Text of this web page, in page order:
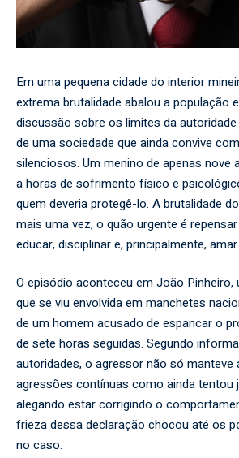
Em uma pequena cidade do interior
extrema brutalidade abalou a população
discussão sobre os limites da
de uma sociedade que ainda convive
silenciosos. Um menino de apenas nove
a horas de sofrimento físico e
quem deveria protegê-lo. A brutalidade
mais uma vez, o quão urgente é
educar, disciplinar e, principalmente, amar.
O episódio aconteceu em João Pinheiro,
que se viu envolvida em manchetes
de um homem acusado de espancar o
de sete horas seguidas. Segundo
autoridades, o agressor não só manteve
agressões contínuas como ainda tentou
alegando estar corrigindo o
frieza dessa declaração chocou até os
no caso.